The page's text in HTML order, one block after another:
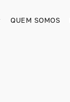
QUEM SOMOS